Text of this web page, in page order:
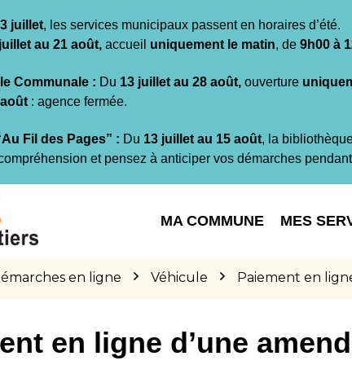
juillet, les services municipaux passent en horaires d’été.
au 21 août, accueil uniquement le matin, de 9h00 à
Communale : Du 13 juillet au 28 août, ouverture
: agence fermée.
Fil des Pages” : Du 13 juillet au 15 août, la
et pensez à anticiper vos démarches
MA COMMUNE MES
en ligne Véhicule Paiement en
en ligne d’une